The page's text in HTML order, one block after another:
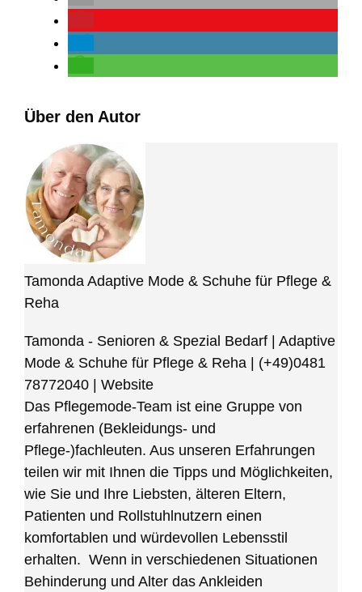
Über den Autor
Tamonda Adaptive Mode & Schuhe für Pflege &
Reha
Tamonda - Senioren & Spezial Bedarf | Adaptive
Mode & Schuhe für Pflege & Reha | (+49)0481
78772040 | Website
Das Pflegemode-Team ist eine Gruppe von
erfahrenen (Bekleidungs- und
Pflege-)fachleuten. Aus unseren Erfahrungen
teilen wir mit Ihnen die Tipps und Möglichkeiten,
wie Sie und Ihre Liebsten, älteren Eltern,
Patienten und Rollstuhlnutzern einen
komfortablen und würdevollen Lebensstil
erhalten. Wenn in verschiedenen Situationen
Behinderung und Alter das Ankleiden